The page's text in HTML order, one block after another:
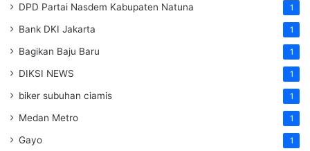
DPD Partai Nasdem Kabupaten Natuna 1
Bank DKI Jakarta 1
Bagikan Baju Baru 1
DIKSI NEWS 1
biker subuhan ciamis 1
Medan Metro 1
Gayo 1